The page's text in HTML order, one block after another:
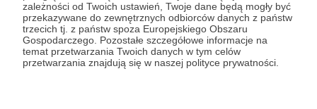
zależności od Twoich ustawień, Twoje dane będą mogły być
przekazywane do zewnętrznych odbiorców danych z państw
trzecich tj. z państw spoza Europejskiego Obszaru
Gospodarczego. Pozostałe szczegółowe informacje na
temat przetwarzania Twoich danych w tym celów
przetwarzania znajdują się w naszej polityce prywatności.
teraz!
Zostań Patronem